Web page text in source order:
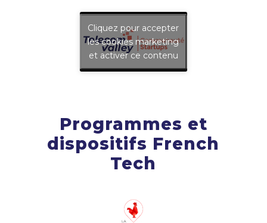
Cliquez pour accepter
les cookies marketing
et activer ce contenu
Programmes et
dispositifs French
Tech